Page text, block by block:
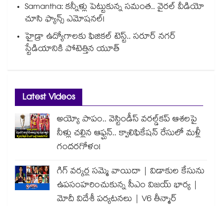
Samantha: కన్నీళ్లు పెట్టుకున్న సమంత.. వైరల్ వీడియో
చూసి ఫ్యాన్స్ ఎమోషనల్!
హైడ్రా ఉద్యోగాలకు ఫిజికల్ టెస్ట్.. సరూర్ నగర్
స్టేడియానికి పోటెత్తిన యూత్
Latest Videos
అయ్యో పాపం.. వెస్టిండీస్ వరల్డ్‌కప్ ఆశలపై
నీళ్లు చల్లిన ఆఫ్ఘన్.. క్వాలిఫికేషన్ రేసులో మళ్లీ
గందరగోళం!
గిగ్ వర్కర్ల సమ్మె వాయిదా | విడాకుల కేసును
ఉపసంహరించుకున్న సీఎం విజయ్ భార్య |
మోదీ విదేశీ పర్యటనలు | V6 తీన్మార్